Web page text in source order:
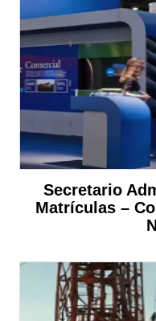
Secretario
Matrículas –